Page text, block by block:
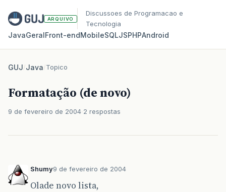
ARQUIVO
Discussoes de Programacao e
Tecnologia
JavaGeralFront‑endMobileSQLJSPHPAndroid
GUJ/Java/Topico
Formatação (de novo)
9 de fevereiro de 2004 2 respostas
Shumy9 de fevereiro de 2004
Olade novo lista,